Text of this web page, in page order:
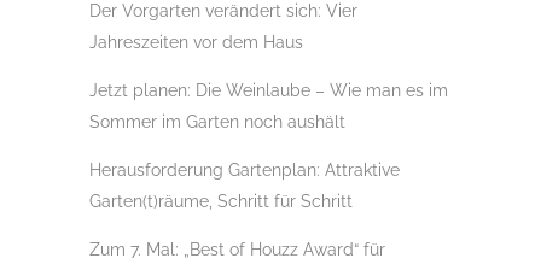
Der Vorgarten verändert sich: Vier
Jahreszeiten vor dem Haus
Jetzt planen: Die Weinlaube – Wie man es im
Sommer im Garten noch aushält
Herausforderung Gartenplan: Attraktive
Garten(t)räume, Schritt für Schritt
Zum 7. Mal: „Best of Houzz Award“ für